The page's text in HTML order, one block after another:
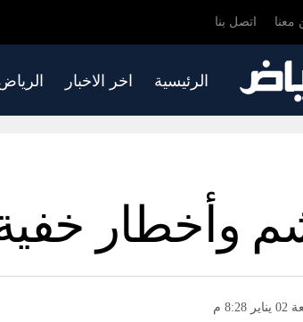
معنا اتصل بنا
الرئيسية اخر الاخبار
وأخطار
8:28 م